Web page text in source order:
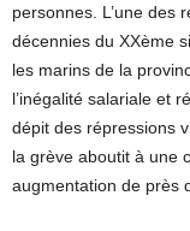
personnes. L’une des
décennies du XXème
les marins de la
l’inégalité salariale et
dépit des répressions
la grève aboutit à une
augmentation de près